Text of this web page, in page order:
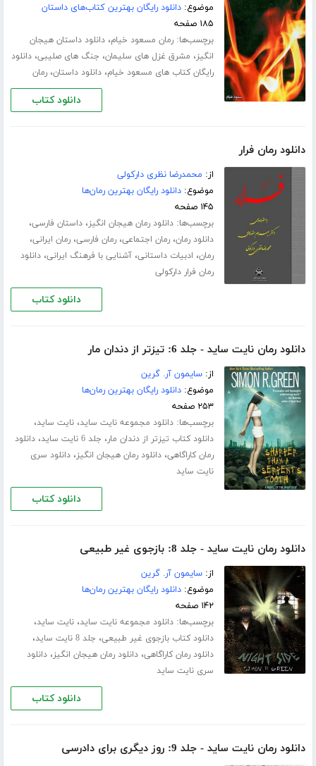
موضوع:دانلود رایگان بهترین کتاب‌های داستان
۱۸۵ صفحه
برچسب‌ها:رمان مسعود خیام،دانلود داستان هیجان
انگیز، مشرق غزل های سلیمان، جنگ های صلیبی،دانلود
رایگان کتاب های مسعود خیام،دانلود داستان،رمان
دانلود کتاب
دانلود رمان فرار
از: محمدرضا نظری دارکولی
موضوع:دانلود رایگان بهترین رمان‌ها
۱۴۵ صفحه
برچسب‌ها:دانلود رمان هیجان انگیز،داستان فارسی،
دانلود رمان،رمان اجتماعی،رمان فارسی،رمان ایرانی،
رمان، ادبیات داستانی،آشنایی با فرهنگ ایرانی،دانلود
رمان فرار دارکولی
دانلود کتاب
دانلود رمان نایت ساید - جلد 6: تیزتر از دندان مار
از:سایمون آر. گرین
موضوع:دانلود رایگان بهترین رمان‌ها
۲۵۳ صفحه
برچسب‌ها:دانلود مجموعه نایت ساید،نایت ساید،
دانلود کتاب تیزتر از دندان مار، جلد 6 نایت ساید ،دانلود
رمان کاراگاهی،دانلود رمان هیجان انگیز،دانلود سری
نایت ساید
دانلود کتاب
دانلود رمان نایت ساید - جلد 8: بازجوی غیر طبیعی
از:سایمون آر. گرین
موضوع:دانلود رایگان بهترین رمان‌ها
۱۴۲ صفحه
برچسب‌ها:دانلود مجموعه نایت ساید،نایت ساید،
دانلود کتاب بازجوی غیر طبیعی، جلد 8 نایت ساید ،
دانلود رمان کاراگاهی،دانلود رمان هیجان انگیز،دانلود
سری نایت ساید
دانلود کتاب
دانلود رمان نایت ساید - جلد 9: روز دیگری برای دادرسی